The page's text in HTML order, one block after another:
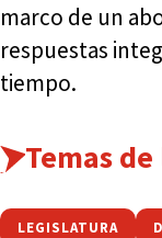
marco de un
respuestas
tiempo.
Temas
LEGISLATURA